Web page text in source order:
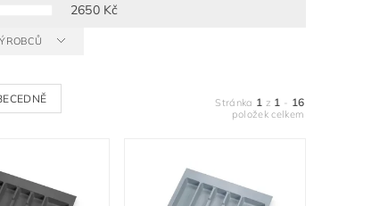
2650Kč
Stránka 1 z 1 - 16
položek celkem